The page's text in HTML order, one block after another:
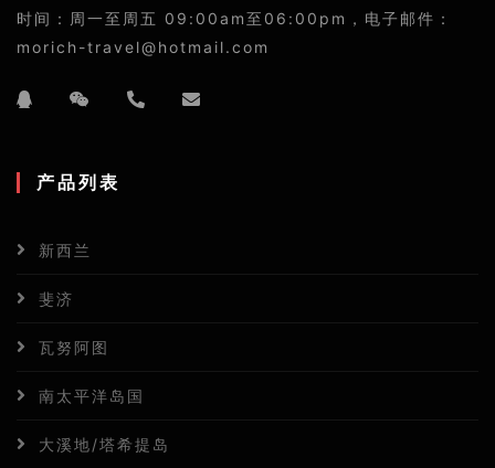
时间：周一至周五 09:00am至06:00pm，电子邮件：
morich-travel@hotmail.com
产品列表
新西兰
斐济
瓦努阿图
南太平洋岛国
大溪地/塔希提岛